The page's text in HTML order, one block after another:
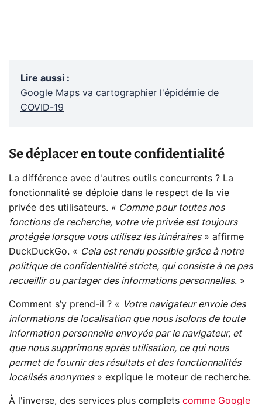
Lire aussi :
Google Maps va cartographier l'épidémie de
COVID-19
Se déplacer en toute confidentialité
La différence avec d'autres outils concurrents ? La
fonctionnalité se déploie dans le respect de la vie
privée des utilisateurs. « Comme pour toutes nos
fonctions de recherche, votre vie privée est toujours
protégée lorsque vous utilisez les itinéraires» affirme
DuckDuckGo. « Cela est rendu possible grâce à notre
politique de confidentialité stricte, qui consiste à ne pas
recueillir ou partager des informations personnelles. »
Comment s’y prend-il ? « Votre navigateur envoie des
informations de localisation que nous isolons de toute
information personnelle envoyée par le navigateur, et
que nous supprimons après utilisation, ce qui nous
permet de fournir des résultats et des fonctionnalités
localisés anonymes» explique le moteur de recherche.
À l'inverse, des services plus complets comme Google